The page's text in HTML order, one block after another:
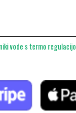
vode s termo regulacijo